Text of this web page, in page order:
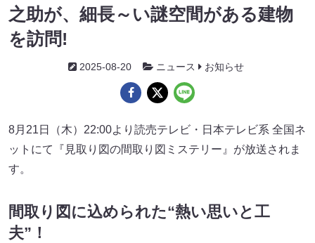
之助が、細長～い謎空間がある建物
を訪問!
2025-08-20 ニュース お知らせ
8月21日（木）22:00より読売テレビ・日本テレビ系 全国ネ
ットにて『見取り図の間取り図ミステリー』が放送されま
す。
間取り図に込められた“熱い思いと工
夫”！